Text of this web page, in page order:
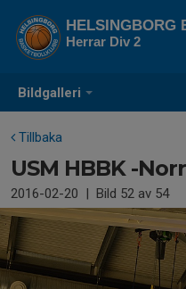
Bildgalleri
HELSINGBORG
Herrar Div 2
Tillbaka
USM HBBK -
2016-02-20 | Bild 52 av 54